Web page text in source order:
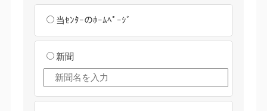
当ｾﾝﾀｰのﾎｰﾑﾍﾟｰｼﾞ
新聞